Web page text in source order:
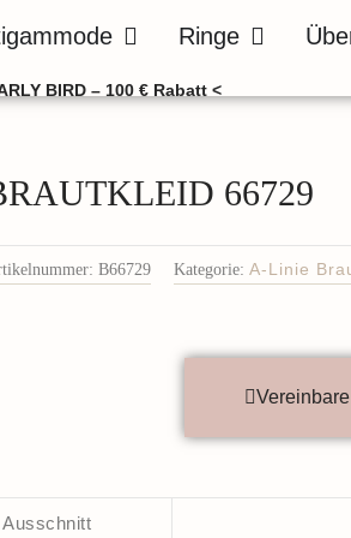
Öffne Bräutigammode
Ringe Öffne Ringe
BIRD – 100 € Rabatt <
66729
B66729 Kategorie: A-Linie
Ausschnitt